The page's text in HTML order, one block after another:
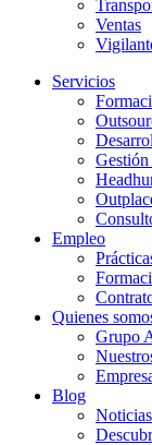
Ventas
Servicios
Gestión
Empleo
Quienes
Grupo
Blog